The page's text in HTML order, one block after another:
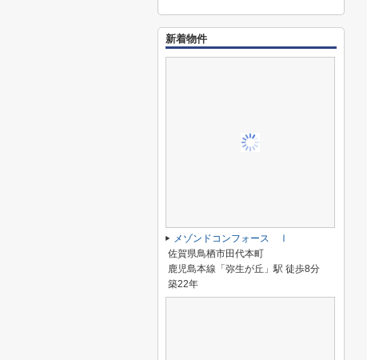
新着物件
メゾンドコンフォース Ⅰ
佐賀県鳥栖市田代本町
鹿児島本線「弥生が丘」駅 徒歩8分
築22年